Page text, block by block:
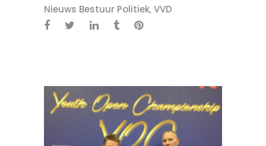
Nieuws Bestuur Politiek,VVD